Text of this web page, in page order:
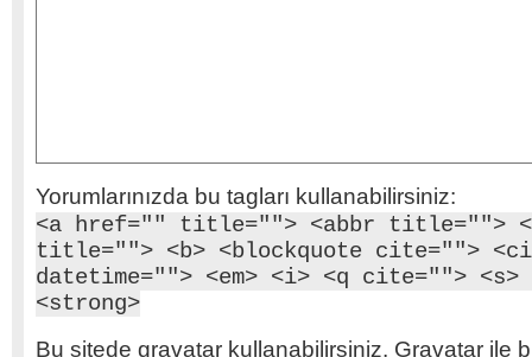
Yorumlarınızda bu tagları kullanabilirsiniz:
<a href="" title=""> <abbr title="">
title=""> <b> <blockquote cite="">
datetime=""> <em> <i> <q cite="">
<strong>
Bu sitede gravatar kullanabilirsiniz. Gravatar ile